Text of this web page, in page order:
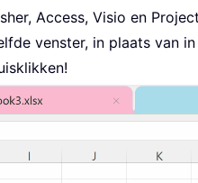
Access, Visio en
venster, in plaats van